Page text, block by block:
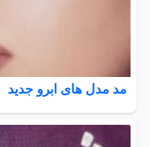
مد مدل های ابرو جدید